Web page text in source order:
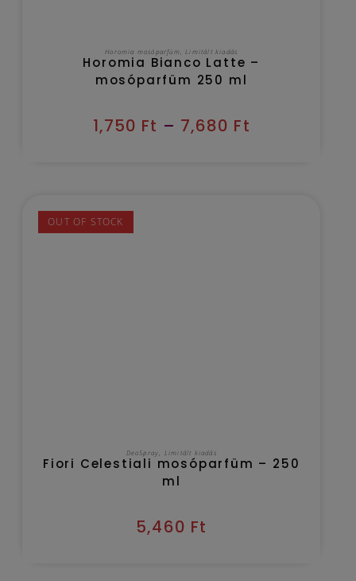
OPCIÓK VÁLASZTÁSA
Horomia mosóparfüm ,Limitált kiadás
Horomia Bianco Latte –
mosóparfüm 250 ml
1,750 Ft – 7,680 Ft
OUT OF STOCK
TOVÁBB OLVASOM
DeoSpray Limitált kiadás
Fiori Celestiali mosóparfüm – 250
ml
5,460 Ft